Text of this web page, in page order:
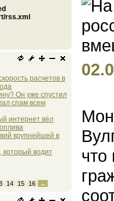
rss.xml
расчетов в
Он уже спустил
спам всем
интернет вёл
крупнейшей в
который водит
14 15 16 →
что